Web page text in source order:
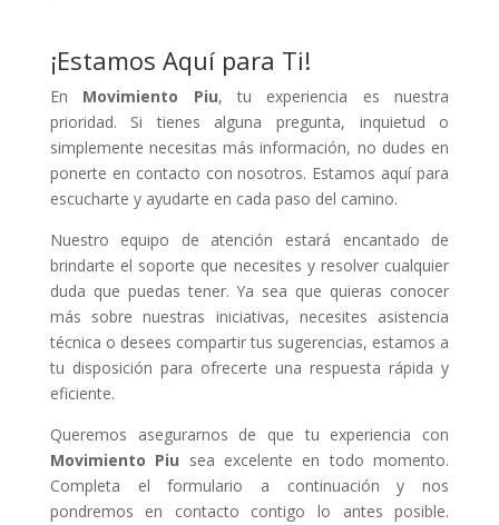
¡Estamos Aquí para Ti!
En Movimiento Piu, tu experiencia es nuestra
prioridad. Si tienes alguna pregunta, inquietud o
simplemente necesitas más información, no dudes en
ponerte en contacto con nosotros. Estamos aquí para
escucharte y ayudarte en cada paso del camino.
Nuestro equipo de atención estará encantado de
brindarte el soporte que necesites y resolver cualquier
duda que puedas tener. Ya sea que quieras conocer
más sobre nuestras iniciativas, necesites asistencia
técnica o desees compartir tus sugerencias, estamos a
tu disposición para ofrecerte una respuesta rápida y
eficiente.
Queremos asegurarnos de que tu experiencia con
Movimiento Piu sea excelente en todo momento.
Completa el formulario a continuación y nos
pondremos en contacto contigo lo antes posible.